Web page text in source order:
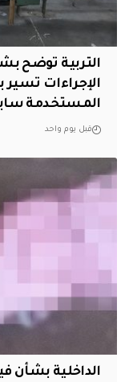
التربية توضح
الإجراءات تسير
المستخدمة
قبل يوم واحد
الداخلية بشأن